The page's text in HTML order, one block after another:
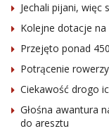
Jechali pijani, więc
Kolejne dotacje na
Przejęto ponad
Potrącenie
Ciekawość drogo
Głośna awantura
do aresztu